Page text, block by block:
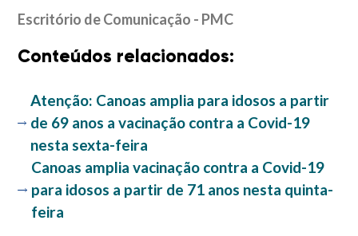
Escritório de Comunicação - PMC
Conteúdos relacionados:
Atenção: Canoas amplia para idosos a partir
de 69 anos a vacinação contra a Covid-19
nesta sexta-feira
Canoas amplia vacinação contra a Covid-19
para idosos a partir de 71 anos nesta quinta-
feira